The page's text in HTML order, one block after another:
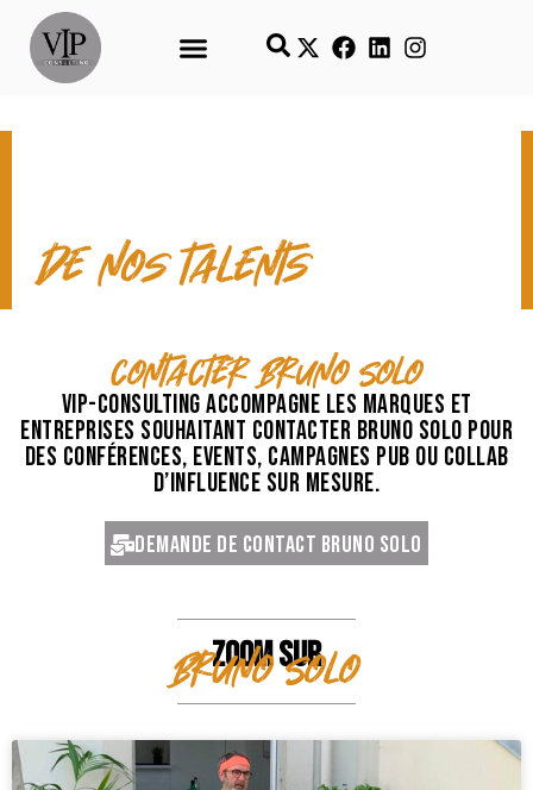
CONTACT & TEMPS FORTS
de nos talents
contacter Bruno Solo
VIP-Consulting accompagne les marques et
entreprises souhaitant contacter Bruno Solo pour
des conférences, events, campagnes pub ou collab
d’influence sur mesure.
Demande de contact Bruno Solo
ZOOM SUR
Bruno Solo